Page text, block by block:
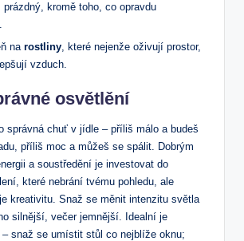
prázdný, kromě toho, co opravdu
na rostliny , které nejenže oživují prostor,
vzduch.
osvětlění
správná chuť v jídle – příliš málo a budeš
příliš moc a můžeš se spálit. Dobrým
a soustředění je investovat do
které nebrání tvému pohledu, ale
kreativitu. Snaž se měnit intenzitu světla
silnější, večer jemnější. Idealní je
– snaž se umístit stůl co nejblíže oknu;